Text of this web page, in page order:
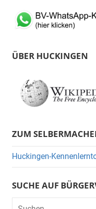
ÜBER HUCKINGEN
ZUM
Huckingen-
SUCHE AUF
Suchen